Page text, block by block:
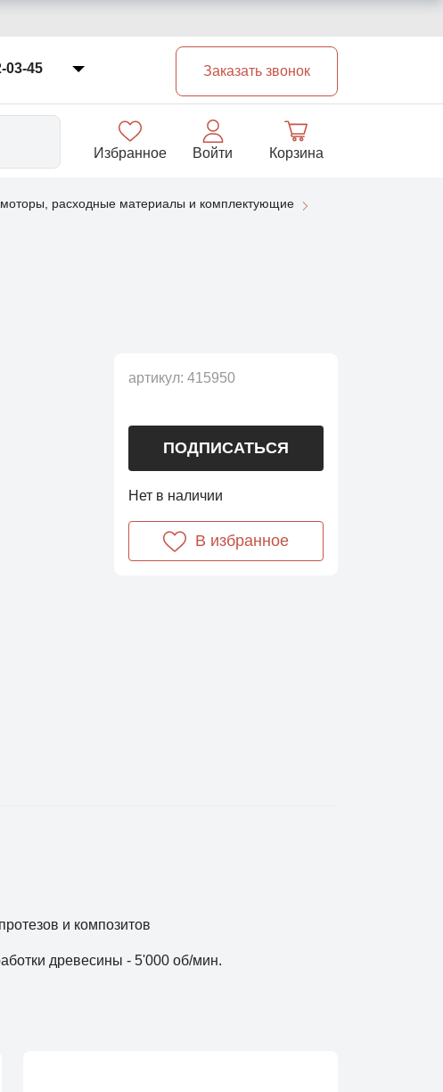
03-45
Заказать звонок
Избранное Войти Корзина
расходные материалы и комплектующие
артикул: 415950
ПОДПИСАТЬСЯ
Нет в наличии
В избранное
и композитов
древесины - 5'000 об/мин.